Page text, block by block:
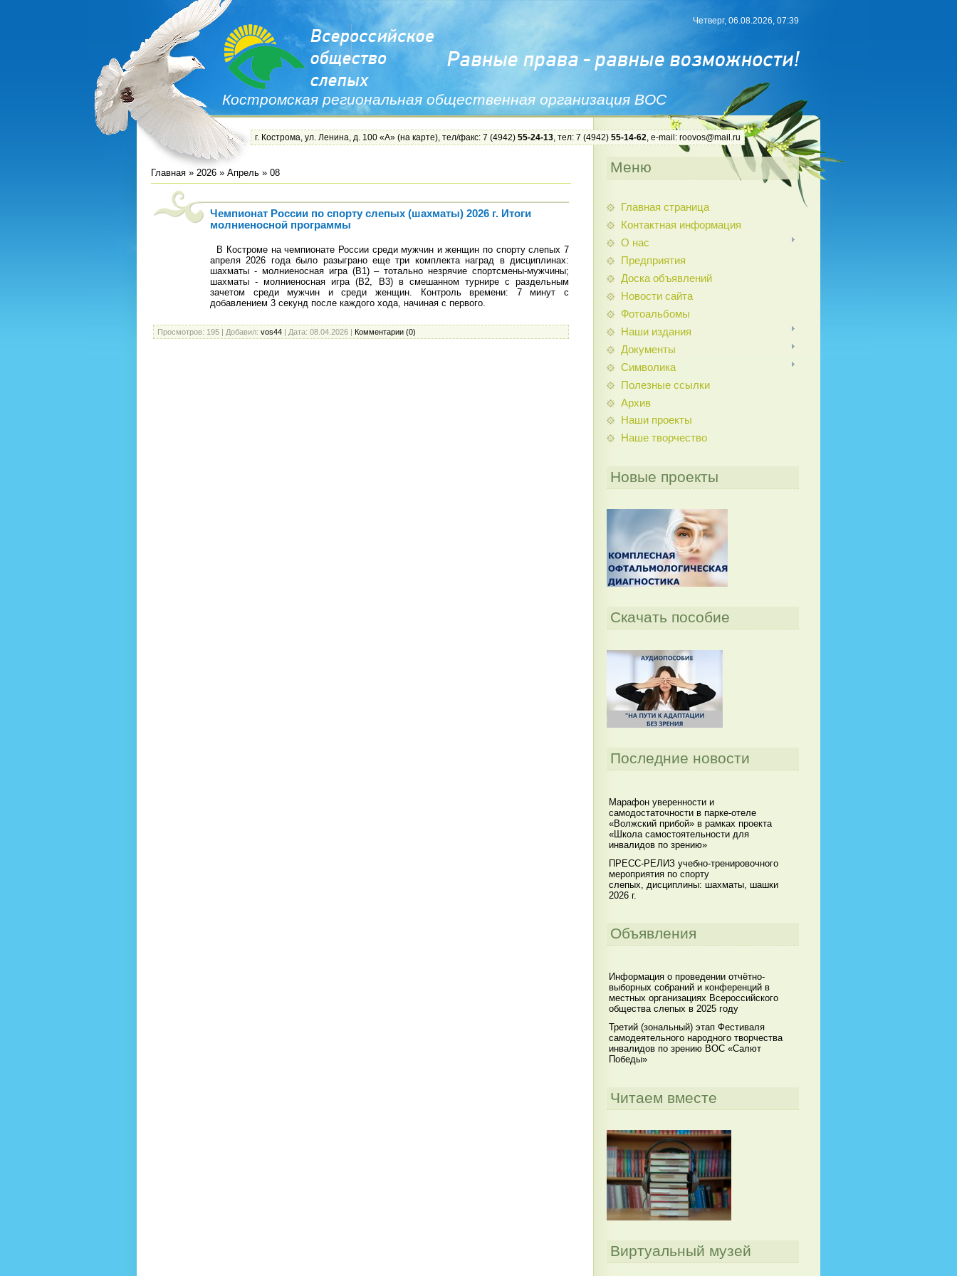
Костромская региональная общественная организация ВОС
Четверг, 06.08.2026, 07:39
г. Кострома, ул. Ленина, д. 100 «А» (на карте), тел/факс: 7 (4942) 55-24-13, тел: 7 (4942) 55-14-62, e-mail: roovos@mail.ru
Главная » 2026 » Апрель » 08
Чемпионат России по спорту слепых (шахматы) 2026 г. Итоги
молниеносной программы
В Костроме на чемпионате России среди мужчин и женщин по спорту слепых 7
апреля 2026 года было разыграно еще три комплекта наград в дисциплинах:
шахматы - молниеносная игра (В1) – тотально незрячие спортсмены-мужчины;
шахматы - молниеносная игра (В2, В3) в смешанном турнире с раздельным
зачетом среди мужчин и среди женщин. Контроль времени: 7 минут с
добавлением 3 секунд после каждого хода, начиная с первого.
Просмотров: 195 | Добавил: vos44 | Дата: 08.04.2026 | Комментарии (0)
Меню
Главная страница
Контактная информация
О нас
Предприятия
Доска объявлений
Новости сайта
Фотоальбомы
Наши издания
Документы
Символика
Полезные ссылки
Архив
Наши проекты
Наше творчество
Новые проекты
Скачать пособие
Последние новости
Марафон уверенности и
самодостаточности в парке-отеле
«Волжский прибой» в рамках проекта
«Школа самостоятельности для
инвалидов по зрению»
ПРЕСС-РЕЛИЗ учебно-тренировочного
мероприятия по спорту
слепых, дисциплины: шахматы, шашки
2026 г.
Объявления
Информация о проведении отчётно-
выборных собраний и конференций в
местных организациях Всероссийского
общества слепых в 2025 году
Третий (зональный) этап Фестиваля
самодеятельного народного творчества
инвалидов по зрению ВОС «Салют
Победы»
Читаем вместе
Виртуальный музей